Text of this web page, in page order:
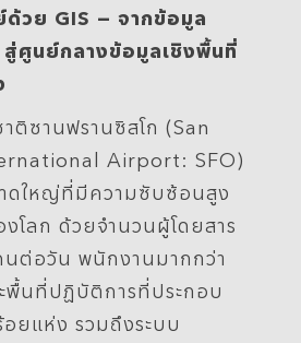
วย GIS — จากข้อมูล
สู่ศูนย์กลางข้อมูลเชิงพื้นที่
ติซานฟรานซิสโก (San
Airport: SFO)
ดใหญ่ที่มีความซับซ้อนสูง
โลก ด้วยจำนวนผู้โดยสาร
นต่อวัน พนักงานมากกว่า
พื้นที่ปฏิบัติการที่ประกอบ
ยแห่ง รวมถึงระบบ